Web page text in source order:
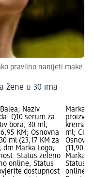
pravilno nanijeti make
žene u 30-ima
Naziv
Q10 serum za
bora, 30 ml;
KM; Osnovna
ml (23,17 KM za
dm Marka Logo;
Status zeleno
online, Status
dostupnost
Marka:
krema
ml;
(11,90
Marka
Status
online,